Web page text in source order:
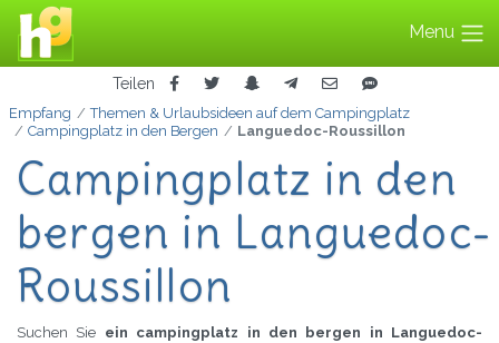
Menu
Teilen
Empfang
Themen & Urlaubsideen auf dem Campingplatz
Campingplatz in den Bergen
Languedoc-Roussillon
Campingplatz in den
bergen in Languedoc-
Roussillon
Suchen Sie ein campingplatz in den bergen in Languedoc-